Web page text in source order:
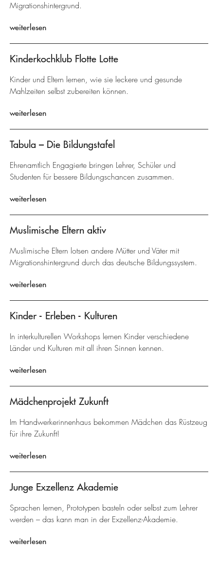
Migrationshintergrund.
weiterlesen
Kinderkochklub Flotte Lotte
Kinder und Eltern lernen, wie sie leckere und gesunde
Mahlzeiten selbst zubereiten können.
weiterlesen
Tabula – Die Bildungstafel
Ehrenamtlich Engagierte bringen Lehrer, Schüler und
Studenten für bessere Bildungschancen zusammen.
weiterlesen
Muslimische Eltern aktiv
Muslimische Eltern lotsen andere Mütter und Väter mit
Migrationshintergrund durch das deutsche Bildungssystem.
weiterlesen
Kinder - Erleben - Kulturen
In interkulturellen Workshops lernen Kinder verschiedene
Länder und Kulturen mit all ihren Sinnen kennen.
weiterlesen
Mädchenprojekt Zukunft
Im Handwerkerinnenhaus bekommen Mädchen das Rüstzeug
für ihre Zukunft!
weiterlesen
Junge Exzellenz Akademie
Sprachen lernen, Prototypen basteln oder selbst zum Lehrer
werden – das kann man in der Exzellenz-Akademie.
weiterlesen